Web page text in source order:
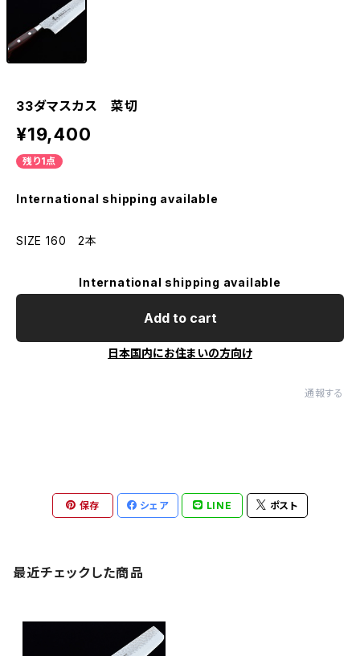
33ダマスカス 菜切
¥19,400
残り1点
International shipping available
SIZE 160 2本
International shipping available
Add to cart
日本国内にお住まいの方向け
通報する
保存 シェア LINE ポスト
最近チェックした商品